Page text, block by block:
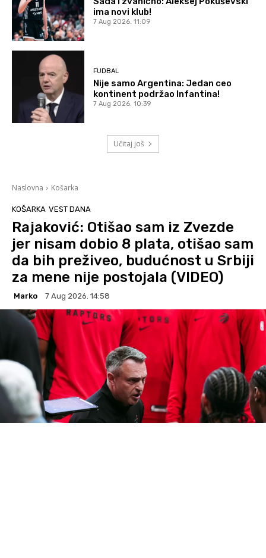
ima novi klub!
7 Aug 2026. 11:09
FUDBAL
Nije samo Argentina: Jedan ceo
kontinent podržao Infantina!
7 Aug 2026. 10:39
Učitaj još